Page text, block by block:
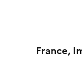
France,